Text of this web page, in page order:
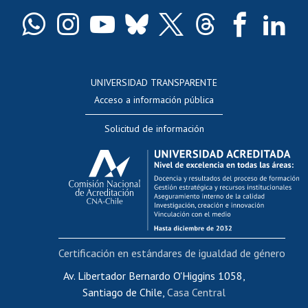
Docentes
Perfeccionamiento
Editar Portafolio Académico
Evaluación docente
Calificación académica
Postulación al AUCAI
Funcionarias/os
Cursos internos de capacitación
Bienestar del personal
Portal de movilidad interna
Certificado de renta
Certificado de renta honorarios
UNIVERSIDAD TRANSPARENTE
Acceso a información pública
Solicitud de información
Av. Libertador Bernardo O'Higgins 1058,
Santiago de Chile, Casa Central
Certificación en estándares de igualdad de género